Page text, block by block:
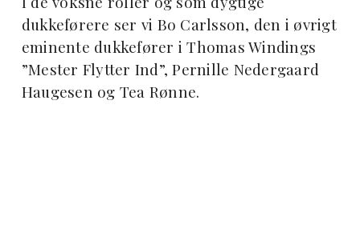
dukkeførere ser vi Bo Carlsson, den i øvrigt
eminente dukkefører i Thomas Windings
”Mester Flytter Ind”, Pernille Nedergaard
Haugesen og Tea Rønne.